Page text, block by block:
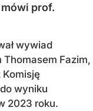
prof.
wywiad
Thomasem Fazim,
wyniku
2023 roku.